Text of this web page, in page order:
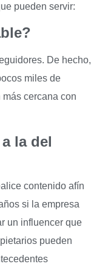
pueden servir:
De hecho,
miles de
cercana con
la del
contenido afín
si la empresa
un influencer que
pueden